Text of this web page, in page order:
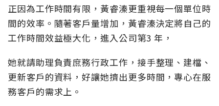
正因為工作時間有限，黃睿溱更重視每一個單位時
間的效率。隨著客戶量增加，黃睿溱決定將自己的
工作時間效益極大化，進入公司第3 年，
她就請助理負責庶務行政工作，接手整理、建檔、
更新客戶的資料，好讓她擠出更多時間，專心在服
務客戶的需求上。